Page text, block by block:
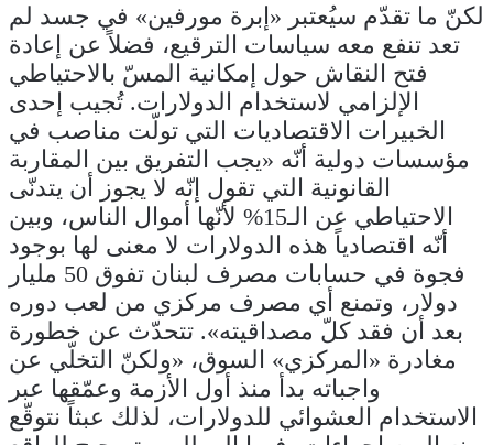
لكنّ ما تقدّم سيُعتبر «إبرة مورفين» في جسد لم
تعد تنفع معه سياسات الترقيع، فضلاً عن إعادة
فتح النقاش حول إمكانية المسّ بالاحتياطي
الإلزامي لاستخدام الدولارات. تُجيب إحدى
الخبيرات الاقتصاديات التي تولّت مناصب في
مؤسسات دولية أنّه «يجب التفريق بين المقاربة
القانونية التي تقول إنّه لا يجوز أن يتدنّى
الاحتياطي عن الـ15% لأنّها أموال الناس، وبين
أنّه اقتصادياً هذه الدولارات لا معنى لها بوجود
فجوة في حسابات مصرف لبنان تفوق 50 مليار
دولار، وتمنع أي مصرف مركزي من لعب دوره
بعد أن فقد كلّ مصداقيته». تتحدّث عن خطورة
مغادرة «المركزي» السوق، «ولكنّ التخلّي عن
واجباته بدأ منذ أول الأزمة وعمّقها عبر
الاستخدام العشوائي للدولارات، لذلك عبثاً نتوقّع